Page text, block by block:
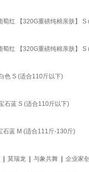
红 【320G重磅纯棉亲肤】 S
红 【320G重磅纯棉亲肤】 S
色 S (适合110斤以下)
石蓝 S (适合110斤以下)
石蓝 M (适合111斤-130斤)
莫瑞龙 与象共舞 企业家